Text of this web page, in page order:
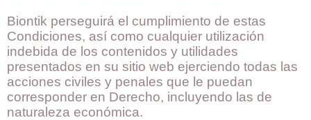
Biontik perseguirá el cumplimiento de estas
Condiciones, así como cualquier utilización
indebida de los contenidos y utilidades
presentados en su sitio web ejerciendo todas las
acciones civiles y penales que le puedan
corresponder en Derecho, incluyendo las de
naturaleza económica.